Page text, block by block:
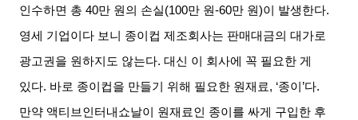
인수하면 총 40만 원의 손실(100만 원-60만 원)이 발생한다.
영세 기업이다 보니 종이컵 제조회사는 판매대금의 대가로
광고권을 원하지도 않는다.대신 이 회사에 꼭 필요한 게
있다. 바로 종이컵을 만들기 위해 필요한 원재료, ‘종이 ’다.
만약 액티브인터내쇼날이 원재료인 종이를 싸게 구입한 후